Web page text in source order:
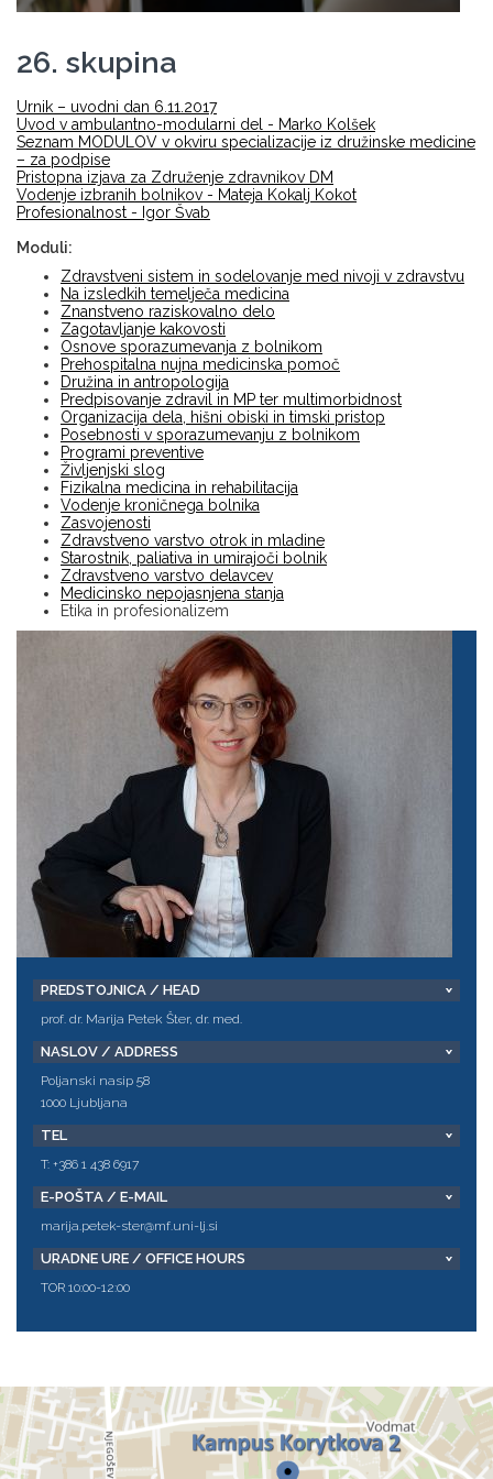
26. skupina
Urnik – uvodni dan 6.11.2017
Uvod v ambulantno-modularni del - Marko Kolšek
Seznam MODULOV v okviru specializacije iz družinske medicine
– za podpise
Pristopna izjava za Združenje zdravnikov DM
Vodenje izbranih bolnikov - Mateja Kokalj Kokot
Profesionalnost - Igor Švab
Moduli:
Zdravstveni sistem in sodelovanje med nivoji v zdravstvu
Na izsledkih temelječa medicina
Znanstveno raziskovalno delo
Zagotavljanje kakovosti
Osnove sporazumevanja z bolnikom
Prehospitalna nujna medicinska pomoč
Družina in antropologija
Predpisovanje zdravil in MP ter multimorbidnost
Organizacija dela, hišni obiski in timski pristop
Posebnosti v sporazumevanju z bolnikom
Programi preventive
Življenjski slog
Fizikalna medicina in rehabilitacija
Vodenje kroničnega bolnika
Zasvojenosti
Zdravstveno varstvo otrok in mladine
Starostnik, paliativa in umirajoči bolnik
Zdravstveno varstvo delavcev
Medicinsko nepojasnjena stanja
Etika in profesionalizem
PREDSTOJNICA / HEAD
prof. dr. Marija Petek Šter, dr. med.
NASLOV / ADDRESS
Poljanski nasip 58
1000 Ljubljana
TEL
T: +386 1 438 6917
E-POŠTA / E-MAIL
marija.petek-ster@mf.uni-lj.si
URADNE URE / OFFICE HOURS
TOR 10:00-12:00